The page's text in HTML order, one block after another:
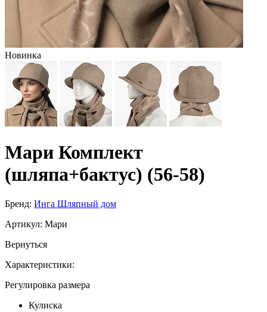
Новинка
Мари Комплект
(шляпа+бактус) (56-58)
Бренд: Инга Шляпный дом
Артикул: Мари
Вернуться
Характеристики:
Регулировка размера
Кулиска